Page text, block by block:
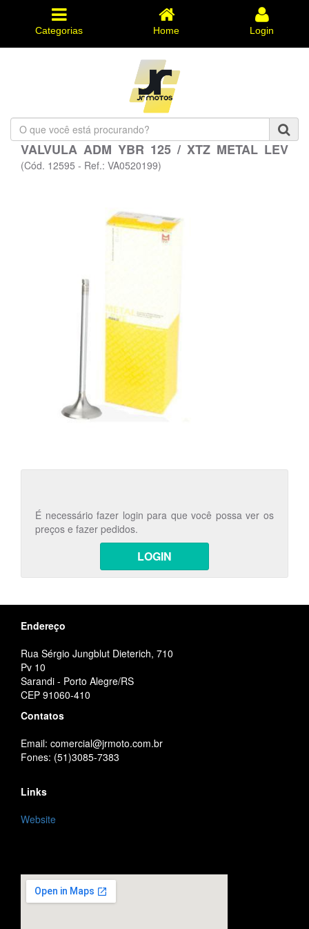
Categorias Home Login
O
que
você
está
VALVULA ADM YBR 125 / XTZ METAL LEV
(Cód. 12595 - Ref.: VA0520199)
É necessário fazer login para que você possa ver os
preços e fazer pedidos.
LOGIN
Endereço
Rua Sérgio Jungblut Dieterich, 710
Pv 10
Sarandi - Porto Alegre/RS
CEP 91060-410
Contatos
Email: comercial@jrmoto.com.br
Fones: (51)3085-7383
Links
Website